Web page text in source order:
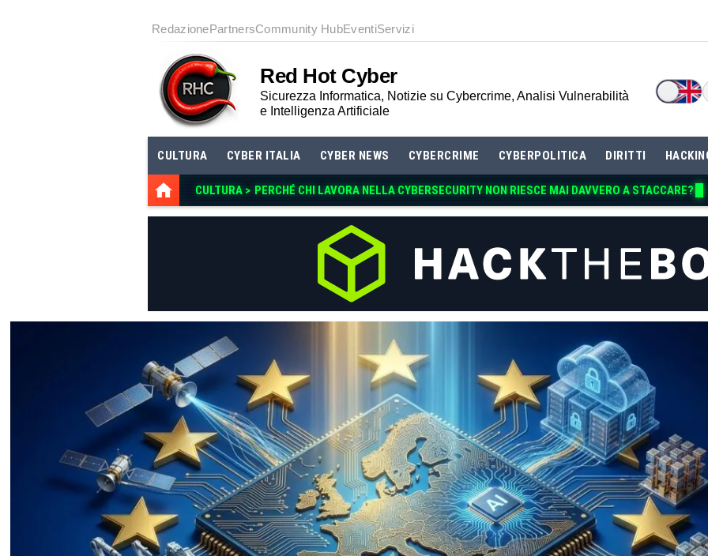
RedazionePartnersCommunity HubEventiServizi
Red Hot Cyber
Sicurezza Informatica, Notizie su Cybercrime, Analisi Vulnerabilità
e Intelligenza Artificiale
CULTURA CYBER ITALIA CYBER NEWS CYBERCRIME CYBERPOLITICA DIRITTI
CULTURA > PERCHÉ CHI LAVORA NELLA CYBERSECURITY NON RIESCE MAI DAVVE